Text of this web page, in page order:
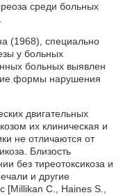
среди больных
(1968), специально
у больных
больных выявлен
формы нарушения
двигательных
их клиническая и
не отличаются от
Близость
без тиреотоксикоза и
и другие
[Millikan С., Haines S.,